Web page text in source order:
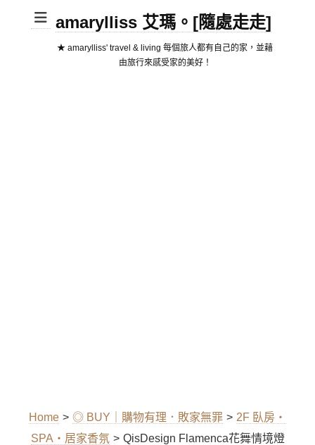
amarylliss 艾瑪。[隨處走走]
★ amarylliss' travel & living 每個旅人都有自己的家，並藉
由旅行來感受家的美好！
Home > ◎ BUY｜購物有理．敗家無罪 > 2F 臥房‧
SPA‧居家香氛 > QisDesign Flamenca花舞情境燈